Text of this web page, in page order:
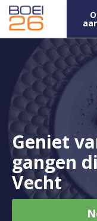
Geniet
gangen
Vecht